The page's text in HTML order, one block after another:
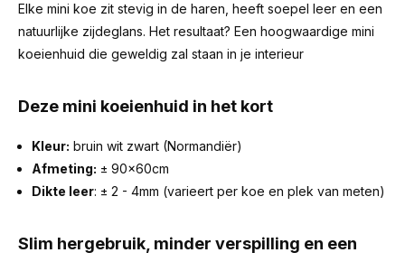
Elke mini koe zit stevig in de haren, heeft soepel leer en een
natuurlijke zijdeglans. Het resultaat? Een hoogwaardige mini
koeienhuid die geweldig zal staan in je interieur
Deze mini koeienhuid in het kort
Kleur: bruin wit zwart (Normandiër)
Afmeting: ± 90x60cm
Dikte leer: ± 2 - 4mm (varieert per koe en plek van meten)
Slim hergebruik, minder verspilling en een